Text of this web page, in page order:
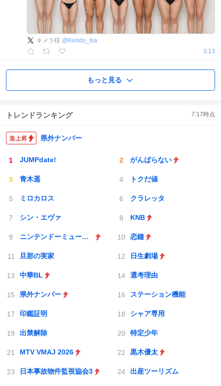
キメラ様 @ Kondo_Isa
3:13
もっと見る
トレンドランキング 7:17時点
県外ナンバー
JUMPdate! がんばらない
青木遥 トクだ値
ミロカロス クラレッタ
シン・エヴァ KNB
ニンテンドーミュージアム 恋鐘
旦那の実家 日生劇場
中華BL 選考理由
県外ナンバー ステーション機能
印鑑証明 シャア専用
出禁解除 特定少年
MTV VMAJ 2026 黒木優太
日本事故物件監視協会3 出産ツーリズム